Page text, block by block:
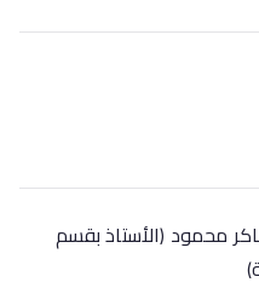
محمود (الأستاذ بقسم